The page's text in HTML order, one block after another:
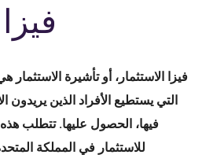
فيزا الاستثمار، أو تأشيرة
التي يستطيع الأفراد الذين يريدون
فيها، الحصول عليها. تتطلب
للاستثمار في المملكة